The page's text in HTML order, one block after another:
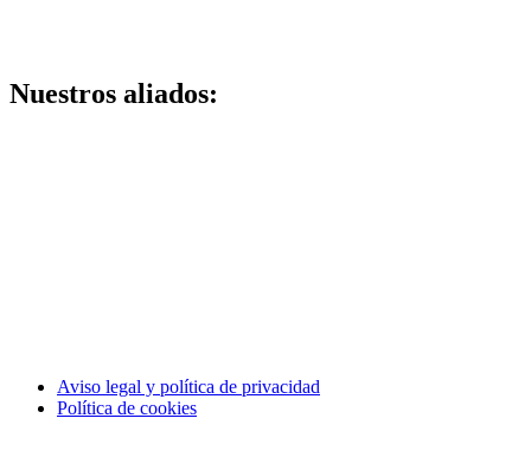
Nuestros aliados:
Aviso legal y política de privacidad
Política de cookies